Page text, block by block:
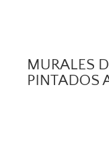
MURALES
PINTADOS